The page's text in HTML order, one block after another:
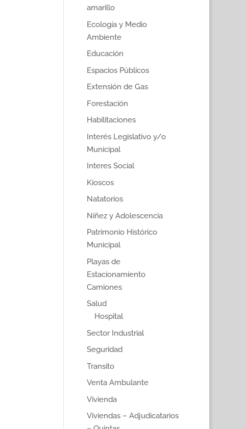
amarillo
Ecología y Medio
Ambiente
Educación
Espacios Públicos
Extensión de Gas
Forestación
Habilitaciones
Interés Legislativo y/o
Municipal
Interes Social
Kioscos
Natatorios
Niñez y Adolescencia
Patrimonio Histórico
Municipal
Playas de
Estacionamiento
Camiones
Salud
Hospital
Sector Industrial
Seguridad
Transito
Venta Ambulante
Vivienda
Viviendas – Adjudicatarios